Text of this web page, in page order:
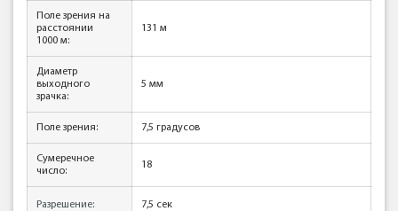
Поле зрения на
расстоянии
1000 м:
131 м
Диаметр
выходного
зрачка:
5 мм
Поле зрения: 7,5 градусов
Сумеречное
число:
18
Разрешение: 7,5 сек